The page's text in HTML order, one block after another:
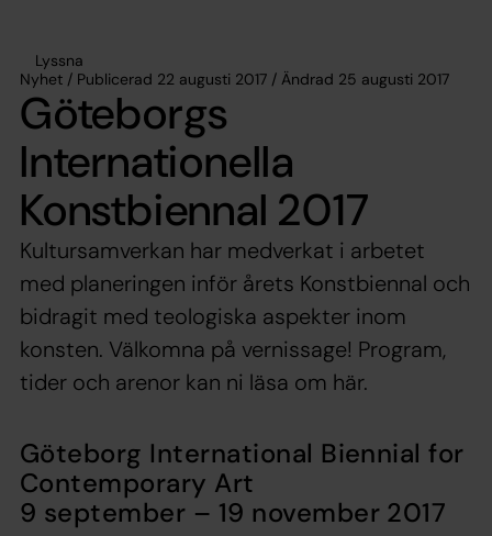
Lyssna
Nyhet / Publicerad 22 augusti 2017 / Ändrad 25 augusti 2017
Göteborgs
Internationella
Konstbiennal 2017
Kultursamverkan har medverkat i arbetet
med planeringen inför årets Konstbiennal och
bidragit med teologiska aspekter inom
konsten. Välkomna på vernissage! Program,
tider och arenor kan ni läsa om här.
Göteborg International Biennial for
Contemporary Art
9 september – 19 november 2017